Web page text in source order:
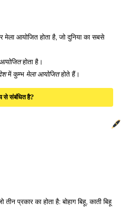
आयोजित होता है, जो दुनिया का सबसे
आयोजितहोता है।
में कुम्भ मेला आयोजितहोते हैं।
से संबंधित है?
प्रकार का होता है: बोहाग बिहू, काती बिहू